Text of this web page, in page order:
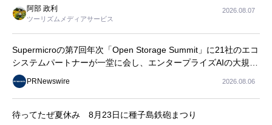
阿部 政利
ツーリズムメディアサービス
2026.08.07
Supermicroの第7回年次「Open Storage Summit」に21社のエコ
システムパートナーが一堂に会し、エンタープライズAIの大規模
導入に関する実践的なガイダンスを共有
PRNewswire 2026.08.06
待ってたぜ夏休み 8月23日に種子島鉄砲まつり